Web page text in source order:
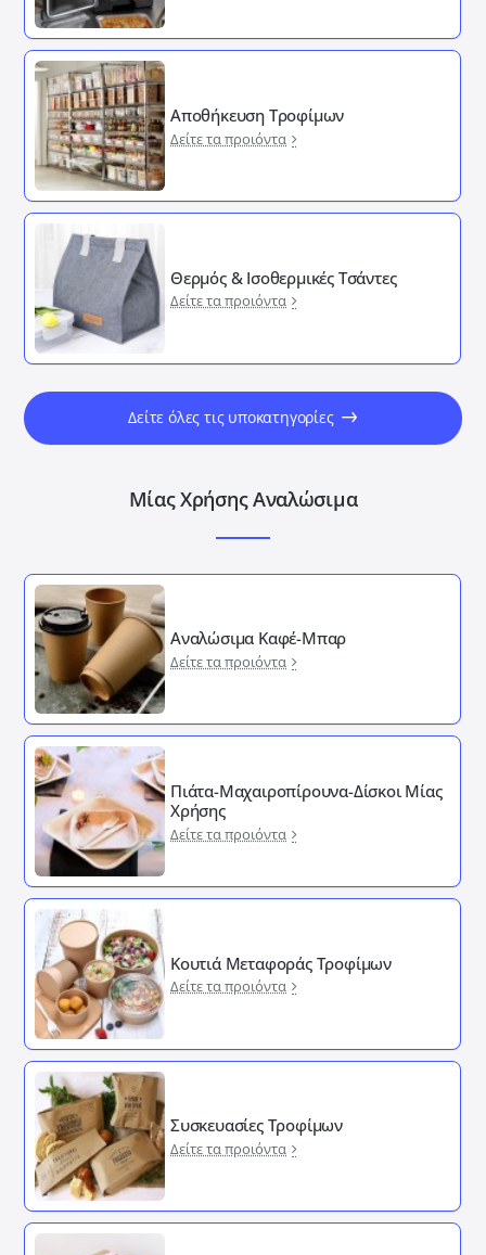
Αποθήκευση Τροφίμων
Δείτε τα προιόντα
Θερμός & Ισοθερμικές Τσάντες
Δείτε τα προιόντα
Δείτε όλες τις υποκατηγορίες
Μίας Χρήσης Αναλώσιμα
Αναλώσιμα Καφέ-Μπαρ
Δείτε τα προιόντα
Πιάτα-Μαχαιροπίρουνα-Δίσκοι Μίας
Χρήσης
Δείτε τα προιόντα
Κουτιά Μεταφοράς Τροφίμων
Δείτε τα προιόντα
Συσκευασίες Τροφίμων
Δείτε τα προιόντα